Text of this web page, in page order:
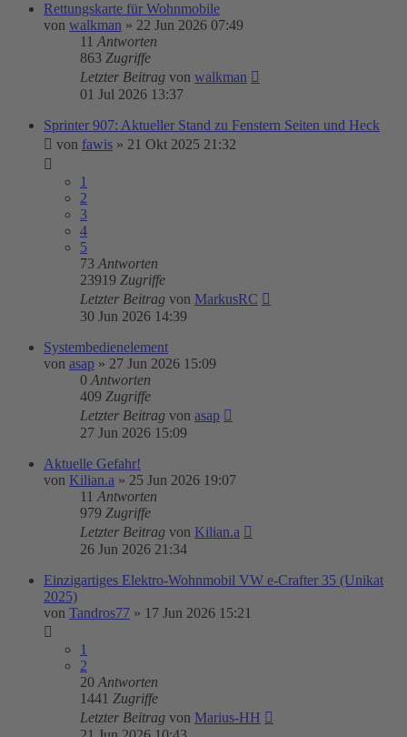
Rettungskarte für Wohnmobile
von walkman » 22 Jun 2026 07:49
11 Antworten
863 Zugriffe
Letzter Beitrag von walkman
01 Jul 2026 13:37
Sprinter 907: Aktueller Stand zu Fenstern Seiten und Heck
von fawis » 21 Okt 2025 21:32
1
2
3
4
5
73 Antworten
23919 Zugriffe
Letzter Beitrag von MarkusRC
30 Jun 2026 14:39
Systembedienelement
von asap » 27 Jun 2026 15:09
0 Antworten
409 Zugriffe
Letzter Beitrag von asap
27 Jun 2026 15:09
Aktuelle Gefahr!
von Kilian.a » 25 Jun 2026 19:07
11 Antworten
979 Zugriffe
Letzter Beitrag von Kilian.a
26 Jun 2026 21:34
Einzigartiges Elektro-Wohnmobil VW e-Crafter 35 (Unikat
2025)
von Tandros77 » 17 Jun 2026 15:21
1
2
20 Antworten
1441 Zugriffe
Letzter Beitrag von Marius-HH